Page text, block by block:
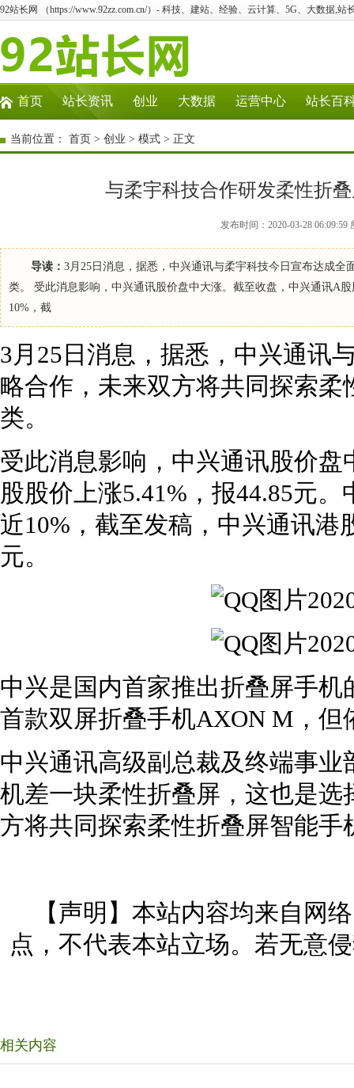
92站长网 （https://www.92zz.com.cn/）- 科技、建站、经验、云计算、5G、大数据,站
首页 站长资讯 创业 大数据 运营中心 站长百
当前位置： 首页 > 创业 > 模式 > 正文
与柔宇科技合作研发柔性折
发布时间：2020-03-28
导读： 3月25日消息，据悉，中兴通讯与柔宇科技今日宣布达成
类。 受此消息影响，中兴通讯股价盘中大涨。截至收盘，中兴通讯A
10%，截
3月25日消息，据悉，中兴通讯
略合作，未来双方将共同探索
类。
受此消息影响，中兴通讯股价
股股价上涨5.41%，报44.85元
近10%，截至发稿，中兴通讯港
元。
中兴是国内首家推出折叠屏手机
首款双屏折叠手机AXON M，但
中兴通讯高级副总裁及终端事
机差一块柔性折叠屏，这也是
方将共同探索柔性折叠屏智能手
【声明】本站内容均来自网
点，不代表本站立场。若无意
相关内容